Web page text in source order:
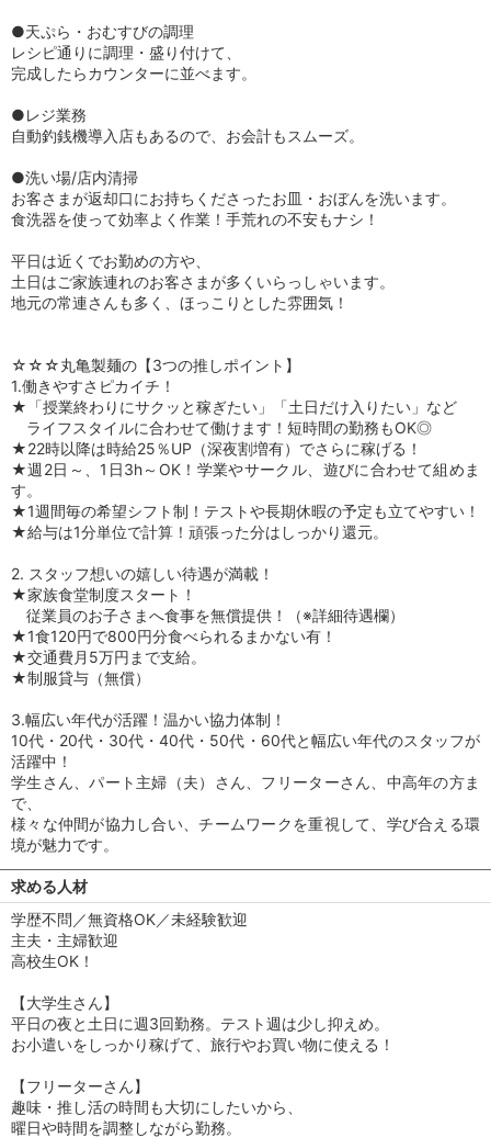
●天ぷら・おむすびの調理
レシピ通りに調理・盛り付けて、
完成したらカウンターに並べます。
●レジ業務
自動釣銭機導入店もあるので、お会計もスムーズ。
●洗い場/店内清掃
お客さまが返却口にお持ちくださったお皿・おぼんを洗います。
食洗器を使って効率よく作業！手荒れの不安もナシ！
平日は近くでお勤めの方や、
土日はご家族連れのお客さまが多くいらっしゃいます。
地元の常連さんも多く、ほっこりとした雰囲気！
☆☆☆丸亀製麺の【3つの推しポイント】
1.働きやすさピカイチ！
★「授業終わりにサクッと稼ぎたい」「土日だけ入りたい」など
ライフスタイルに合わせて働けます！短時間の勤務もOK◎
★22時以降は時給25％UP（深夜割増有）でさらに稼げる！
★週2日～、1日3h～OK！学業やサークル、遊びに合わせて組めま
す。
★1週間毎の希望シフト制！テストや長期休暇の予定も立てやすい！
★給与は1分単位で計算！頑張った分はしっかり還元。
2. スタッフ想いの嬉しい待遇が満載！
★家族食堂制度スタート！
従業員のお子さまへ食事を無償提供！（※詳細待遇欄）
★1食120円で800円分食べられるまかない有！
★交通費月5万円まで支給。
★制服貸与（無償）
3.幅広い年代が活躍！温かい協力体制！
10代・20代・30代・40代・50代・60代と幅広い年代のスタッフが
活躍中！
学生さん、パート主婦（夫）さん、フリーターさん、中高年の方ま
で、
様々な仲間が協力し合い、チームワークを重視して、学び合える環
境が魅力です。
求める人材
学歴不問／無資格OK／未経験歓迎
主夫・主婦歓迎
高校生OK！
【大学生さん】
平日の夜と土日に週3回勤務。テスト週は少し抑えめ。
お小遣いをしっかり稼げて、旅行やお買い物に使える！
【フリーターさん】
趣味・推し活の時間も大切にしたいから、
曜日や時間を調整しながら勤務。